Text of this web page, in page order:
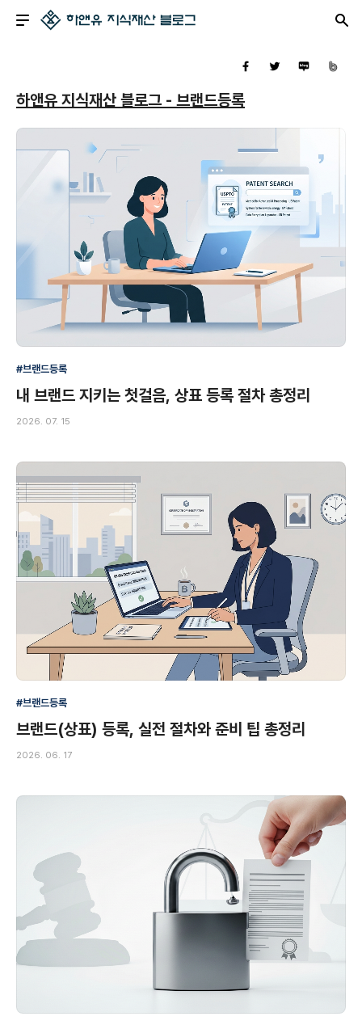
하앤유 지식재산 블로그 - 브랜드등록
#브랜드등록
내 브랜드 지키는 첫걸음, 상표 등록 절차 총정리
2026. 07. 15
#브랜드등록
브랜드(상표) 등록, 실전 절차와 준비 팁 총정리
2026. 06. 17